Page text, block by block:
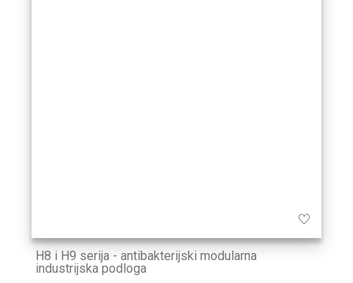
H8 i H9 serija - antibakterijski modularna
industrijska podloga